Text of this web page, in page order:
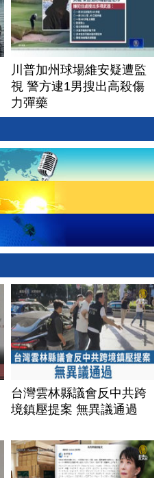
川普加州球場維安疑遭監
視 警方逮1男搜出高殺傷
力彈藥
台灣雲林縣議會反中共跨
境鎮壓提案 無異議通過